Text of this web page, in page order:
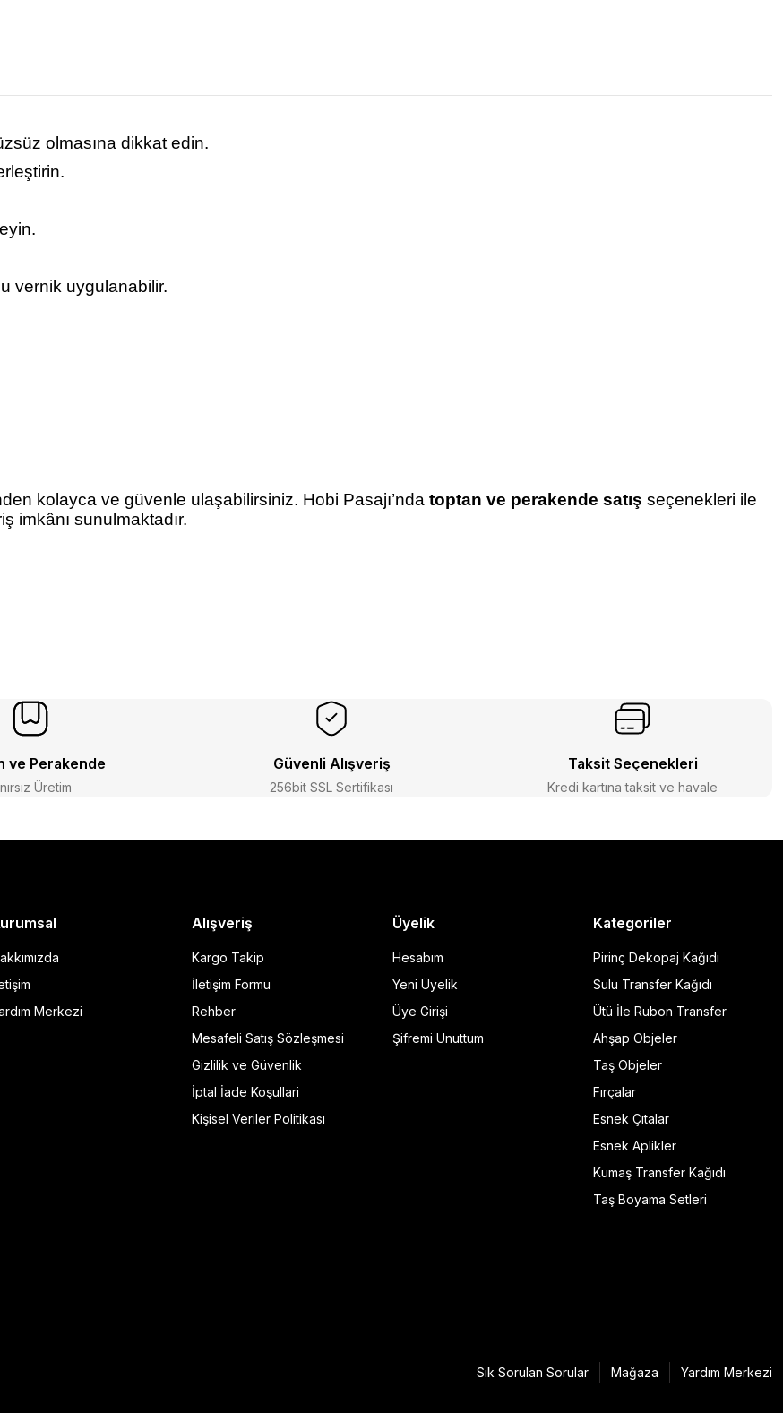
olmasına dikkat edin.
vernik uygulanabilir.
kolayca ve güvenle ulaşabilirsiniz. Hobi Pasajı’nda toptan ve perakende satış seçenekleri ile
imkânı sunulmaktadır.
ve Perakende
Üretim
Güvenli Alışveriş
256bit SSL Sertifikası
Taksit Seçenekleri
Kredi kartına taksit ve havale
Merkezi
Alışveriş
Kargo Takip
İletişim Formu
Rehber
Mesafeli Satış Sözleşmesi
Gizlilik ve Güvenlik
İptal İade Koşullari
Kişisel Veriler Politikası
Üyelik
Hesabım
Yeni Üyelik
Üye Girişi
Şifremi Unuttum
Kategoriler
Pirinç Dekopaj Kağıdı
Sulu Transfer Kağıdı
Ütü İle Rubon Transfer
Ahşap Objeler
Taş Objeler
Fırçalar
Esnek Çıtalar
Esnek Aplikler
Kumaş Transfer Kağıdı
Taş Boyama Setleri
Sık Sorulan Sorular Mağaza Yardım Merkezi